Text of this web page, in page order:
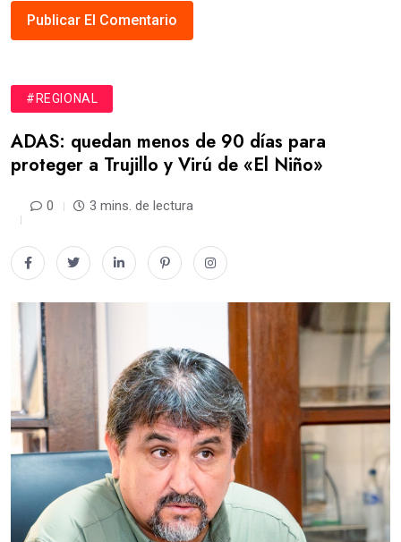
#REGIONAL
ADAS: quedan menos de 90 días para
proteger a Trujillo y Virú de «El Niño»
0 3 mins. de lectura